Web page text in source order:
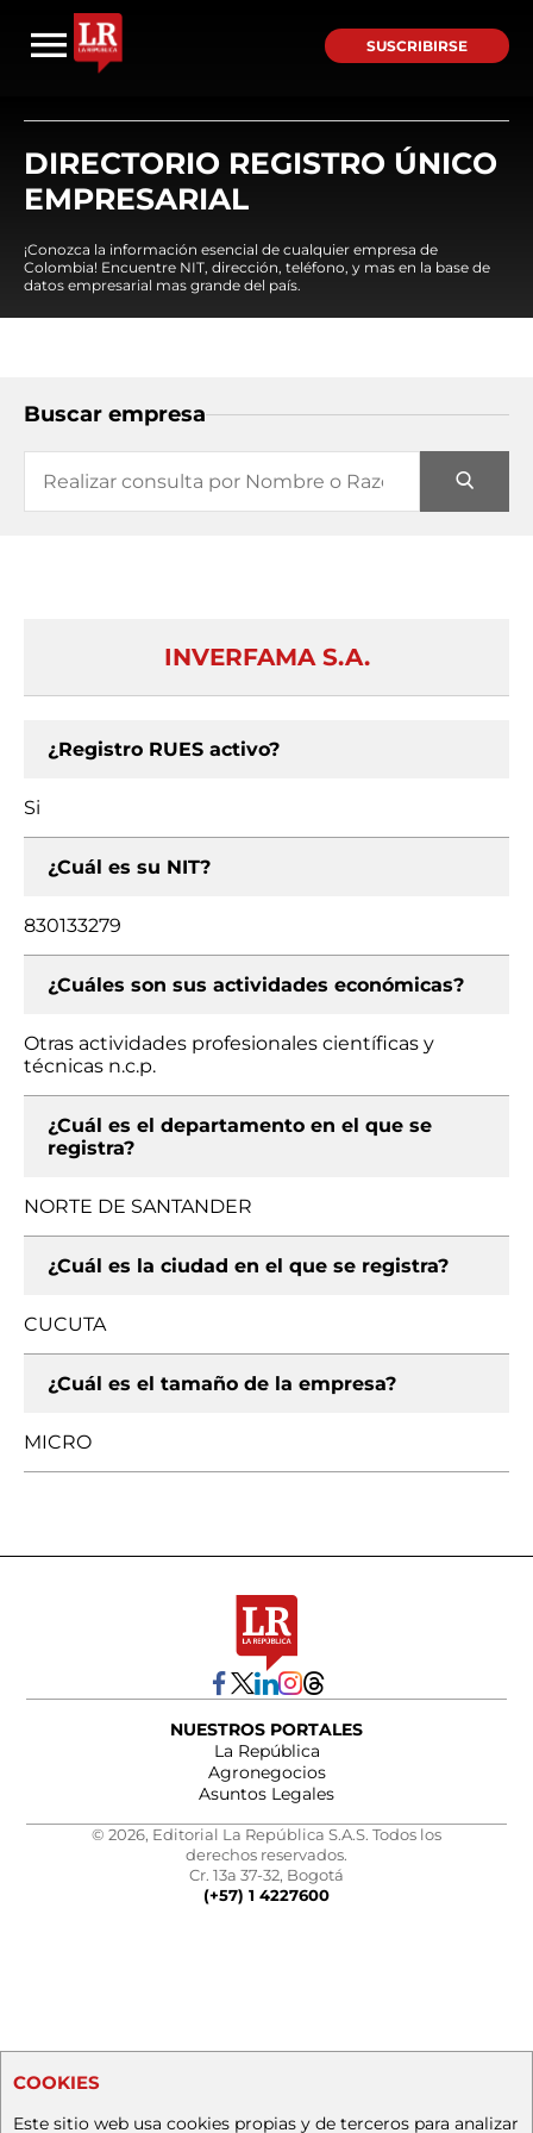
SUSCRIBIRSE
DIRECTORIO REGISTRO ÚNICO
EMPRESARIAL
¡Conozca la información esencial de cualquier empresa de
Colombia! Encuentre NIT, dirección, teléfono, y mas en la base de
datos empresarial mas grande del país.
Buscar empresa
INVERFAMA S.A.
¿Registro RUES activo?
Si
¿Cuál es su NIT?
830133279
¿Cuáles son sus actividades económicas?
Otras actividades profesionales científicas y
técnicas n.c.p.
¿Cuál es el departamento en el que se
registra?
NORTE DE SANTANDER
¿Cuál es la ciudad en el que se registra?
CUCUTA
¿Cuál es el tamaño de la empresa?
MICRO
NUESTROS PORTALES
La República
Agronegocios
Asuntos Legales
© 2026, Editorial La República S.A.S. Todos los
derechos reservados.
Cr. 13a 37-32, Bogotá
(+57) 1 4227600
COOKIES
Este sitio web usa cookies propias y de terceros para analizar